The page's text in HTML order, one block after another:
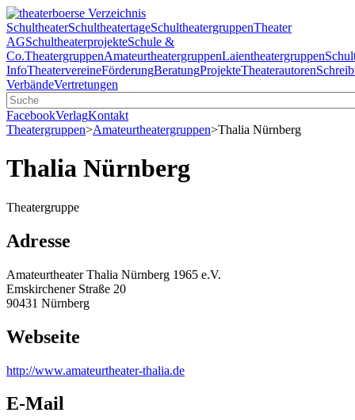
SchultheaterSchultheatertageSchultheatergruppenTheater
AGSchultheaterprojekteSchule &
Co.TheatergruppenAmateurtheatergruppenLaientheatergruppen
InfoTheatervereineFörderungBeratungProjekteTheaterautoren
VerbändeVertretungen
FacebookVerlagKontakt
Theatergruppen>Amateurtheatergruppen>Thalia Nürnberg
Thalia Nürnberg
Theatergruppe
Adresse
Amateurtheater Thalia Nürnberg 1965 e.V.
Emskirchener Straße 20
90431 Nürnberg
Webseite
http://www.amateurtheater-thalia.de
E-Mail